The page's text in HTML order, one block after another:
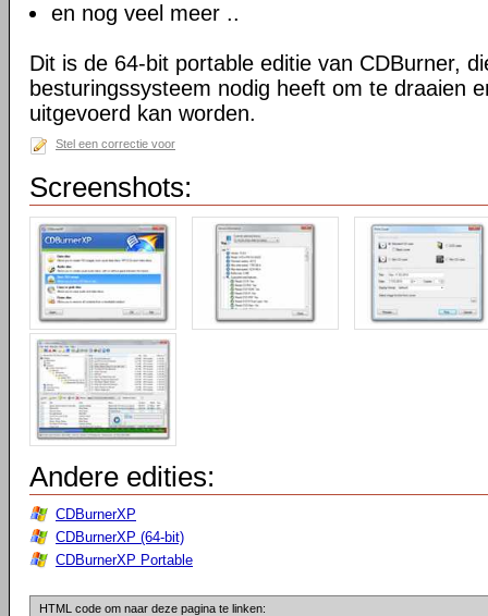
en nog veel meer ..
Dit is de 64-bit portable editie van CDBurner,
besturingssysteem nodig heeft om te draaien
uitgevoerd kan worden.
Stel een correctie voor
Screenshots:
Andere edities:
CDBurnerXP
CDBurnerXP (64-bit)
CDBurnerXP Portable
HTML code om naar deze pagina te linken: